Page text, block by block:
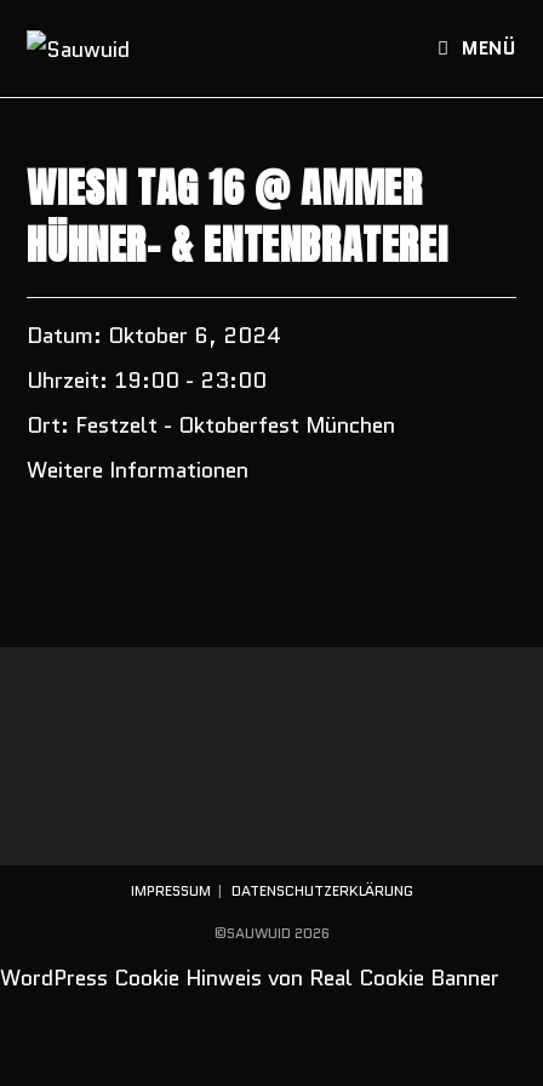
Inhalt
MENÜ
WIESN TAG 16 @ AMMER
HÜHNER- & ENTENBRATEREI
Datum: Oktober 6, 2024
Uhrzeit: 19:00 - 23:00
Ort: Festzelt - Oktoberfest München
Weitere Informationen
IMPRESSUM DATENSCHUTZERKLÄRUNG
©SAUWUID 2026
WordPress Cookie Hinweis von Real Cookie Banner